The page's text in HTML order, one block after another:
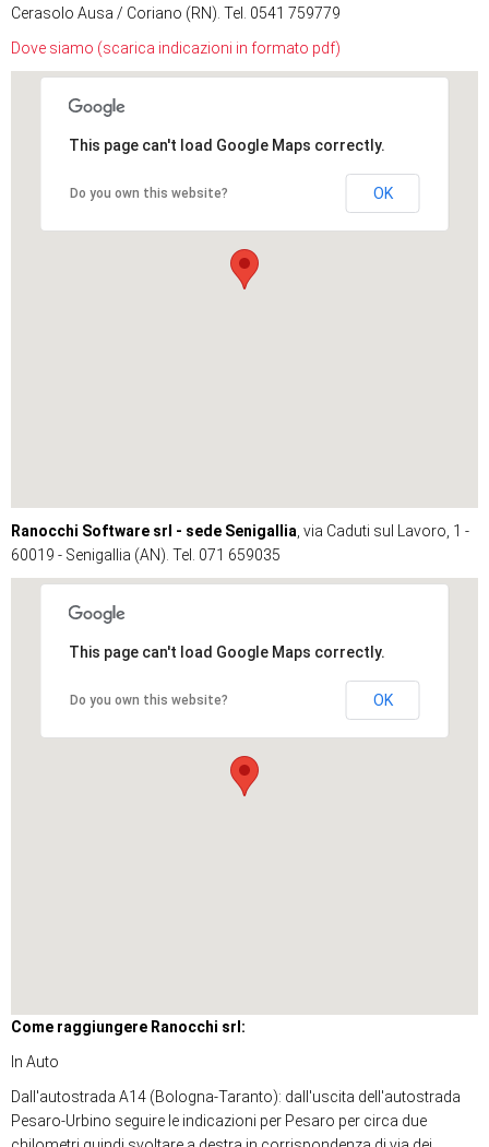
Cerasolo Ausa / Coriano (RN). Tel. 0541 759779
Dove siamo (scarica indicazioni in formato pdf)
This page can't load Google Maps correctly.
Do you own this website? OK
Ranocchi Software srl - sede Senigallia , via Caduti sul Lavoro, 1 -
60019 - Senigallia (AN). Tel. 071 659035
This page can't load Google Maps correctly.
Do you own this website? OK
Come raggiungere Ranocchi srl:
In Auto
Dall'autostrada A14 (Bologna-Taranto): dall'uscita dell'autostrada
Pesaro-Urbino seguire le indicazioni per Pesaro per circa due